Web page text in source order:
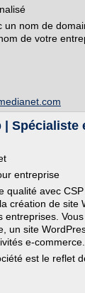
un nom de
de votre
| Spécialiste
entreprise
qualité avec
création de site
entreprises.
un site
e-commerce.
est le reflet